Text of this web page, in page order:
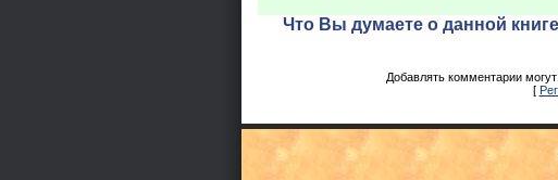
Что Вы думаете о данной
Добавлять комментарии
[